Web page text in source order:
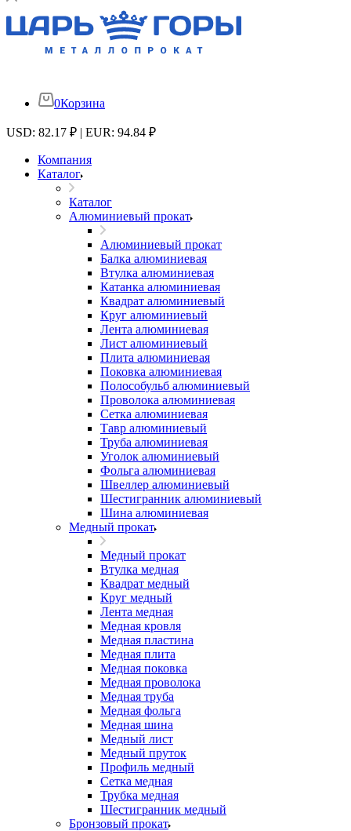
0Корзина
USD: 82.17 ₽ | EUR: 94.84 ₽
Компания
Каталог
Каталог
Алюминиевый прокат
Алюминиевый прокат
Балка алюминиевая
Втулка алюминиевая
Катанка алюминиевая
Квадрат алюминиевый
Круг алюминиевый
Лента алюминиевая
Лист алюминиевый
Плита алюминиевая
Поковка алюминиевая
Полособульб алюминиевый
Проволока алюминиевая
Сетка алюминиевая
Тавр алюминиевый
Труба алюминиевая
Уголок алюминиевый
Фольга алюминиевая
Швеллер алюминиевый
Шестигранник алюминиевый
Шина алюминиевая
Медный прокат
Медный прокат
Втулка медная
Квадрат медный
Круг медный
Лента медная
Медная кровля
Медная пластина
Медная плита
Медная поковка
Медная проволока
Медная труба
Медная фольга
Медная шина
Медный лист
Медный пруток
Профиль медный
Сетка медная
Трубка медная
Шестигранник медный
Бронзовый прокат